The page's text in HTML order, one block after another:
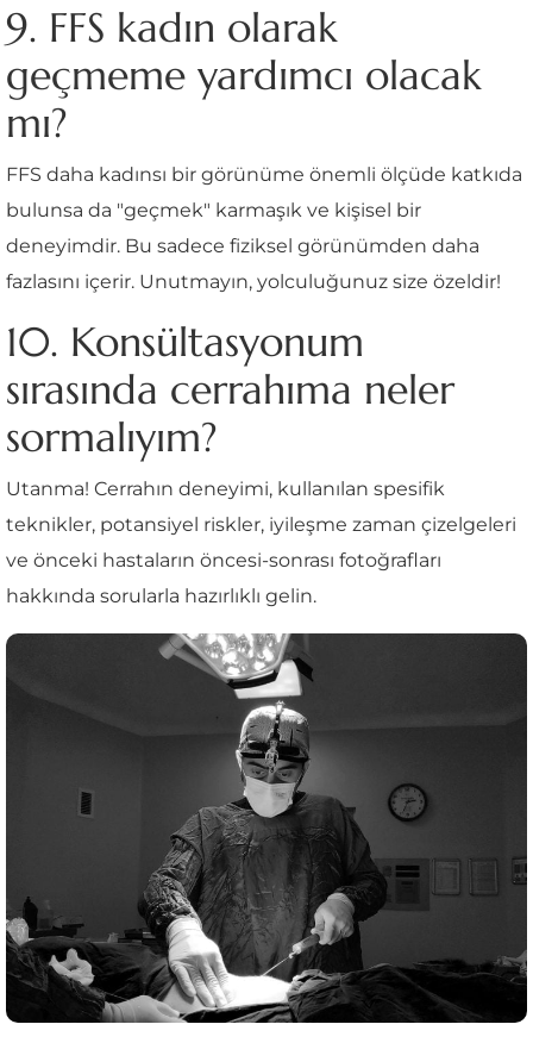
9. FFS kadın olarak
geçmeme yardımcı olacak
mı?
FFS daha kadınsı bir görünüme önemli ölçüde katkıda
bulunsa da "geçmek" karmaşık ve kişisel bir
deneyimdir. Bu sadece fiziksel görünümden daha
fazlasını içerir. Unutmayın, yolculuğunuz size özeldir!
10. Konsültasyonum
sırasında cerrahıma neler
sormalıyım?
Utanma! Cerrahın deneyimi, kullanılan spesifik
teknikler, potansiyel riskler, iyileşme zaman çizelgeleri
ve önceki hastaların öncesi-sonrası fotoğrafları
hakkında sorularla hazırlıklı gelin.